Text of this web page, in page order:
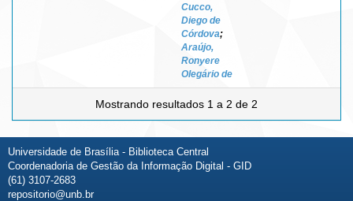
Cucco,
Diego de
Córdova;
Araújo,
Ronyere
Olegário de
Mostrando resultados 1 a 2 de 2
Universidade de Brasília - Biblioteca Central
Coordenadoria de Gestão da Informação Digital - GID
(61) 3107-2683
repositorio@unb.br